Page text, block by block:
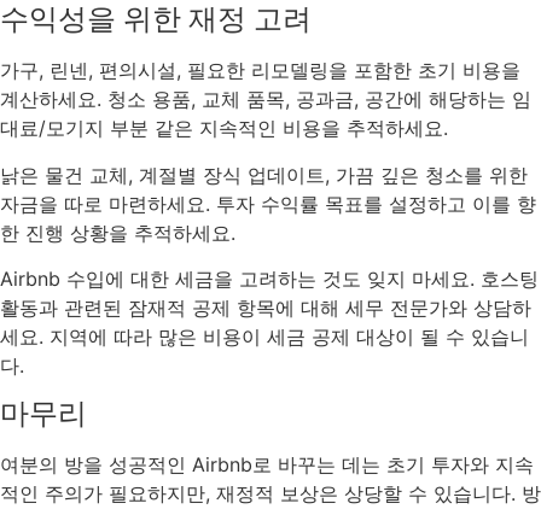
수익성을 위한 재정 고려
가구, 린넨, 편의시설, 필요한 리모델링을 포함한 초기 비용을
계산하세요. 청소 용품, 교체 품목, 공과금, 공간에 해당하는 임
대료/모기지 부분 같은 지속적인 비용을 추적하세요.
낡은 물건 교체, 계절별 장식 업데이트, 가끔 깊은 청소를 위한
자금을 따로 마련하세요. 투자 수익률 목표를 설정하고 이를 향
한 진행 상황을 추적하세요.
Airbnb 수입에 대한 세금을 고려하는 것도 잊지 마세요. 호스팅
활동과 관련된 잠재적 공제 항목에 대해 세무 전문가와 상담하
세요. 지역에 따라 많은 비용이 세금 공제 대상이 될 수 있습니
다.
마무리
여분의 방을 성공적인 Airbnb로 바꾸는 데는 초기 투자와 지속
적인 주의가 필요하지만, 재정적 보상은 상당할 수 있습니다. 방